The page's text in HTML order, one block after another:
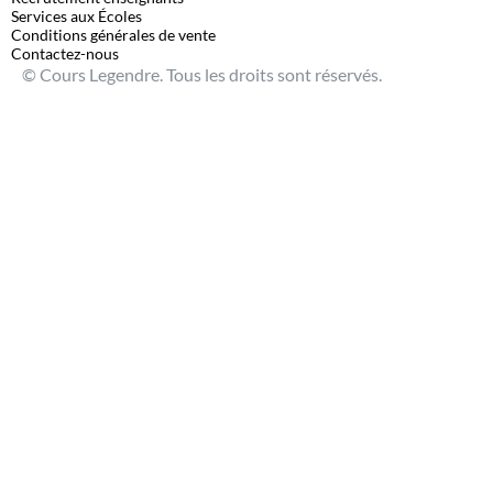
Services aux Écoles
Conditions générales de vente
Contactez-nous
© Cours Legendre. Tous les droits sont réservés.